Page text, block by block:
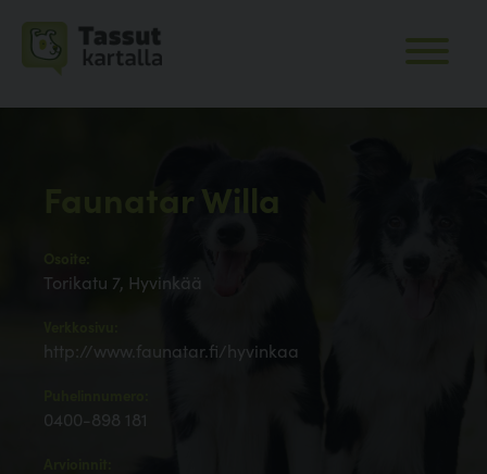
Faunatar Willa
Torikatu 7, Hyvinkää
http://www.faunatar.fi/hyvinkaa
0400-898 181